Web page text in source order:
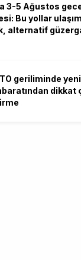
3-5 Ağustos
Bu yollar
alternatif
geriliminde
dikkat